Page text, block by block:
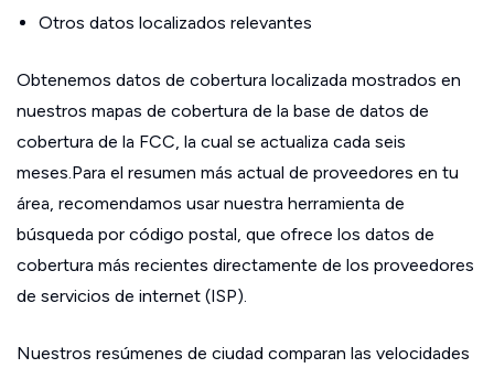
Otros datos localizados relevantes
Obtenemos datos de cobertura localizada mostrados en
nuestros mapas de cobertura de la base de datos de
cobertura de la FCC, la cual se actualiza cada seis
meses.Para el resumen más actual de proveedores en tu
área, recomendamos usar nuestra herramienta de
búsqueda por código postal, que ofrece los datos de
cobertura más recientes directamente de los proveedores
de servicios de internet (ISP).
Nuestros resúmenes de ciudad comparan las velocidades